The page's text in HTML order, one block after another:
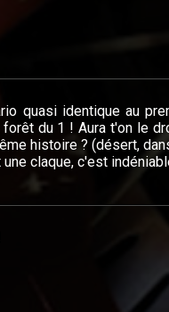
quasi identique au
du 1 ! Aura t'on le
histoire ? (désert,
claque, c'est